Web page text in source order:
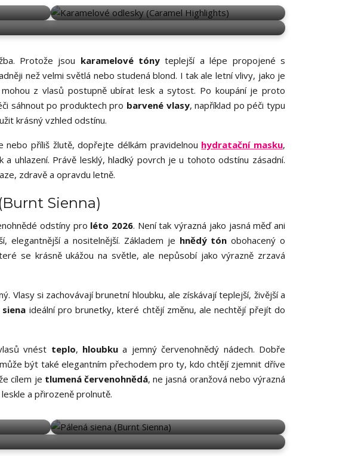
HIGHLIGHTS
Protože jsou karamelové tóny teplejší a lépe propojené s
než velmi světlá nebo studená blond. I tak ale letní vlivy, jako je
z vlasů postupně ubírat lesk a sytost. Po koupání je proto
sáhnout po produktech pro barvené vlasy, například po péči typu
krásný vzhled odstínu.
příliš žlutě, dopřejte délkám pravidelnou hydratační masku,
uhlazení. Právě lesklý, hladký povrch je u tohoto odstínu zásadní.
zdravě a opravdu letně.
Sienna)
odstíny pro léto 2026. Není tak výrazná jako jasná měď ani
elegantnější a nositelnější. Základem je hnědý tón obohacený o
se krásně ukážou na světle, ale nepůsobí jako výrazně zrzavá
Vlasy si zachovávají brunetní hloubku, ale získávají teplejší, živější a
ideální pro brunetky, které chtějí změnu, ale nechtějí přejít do
vnést teplo, hloubku a jemný červenohnědý nádech. Dobře
být také elegantním přechodem pro ty, kdo chtějí zjemnit dříve
cílem je tlumená červenohnědá, ne jasná oranžová nebo výrazná
a přirozeně prolnutě.
BURNT SIENNA